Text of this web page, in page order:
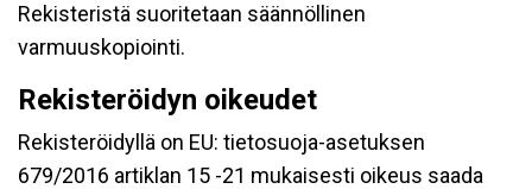
Rekisteristä suoritetaan säännöllinen
varmuuskopiointi.
Rekisteröidyn oikeudet
Rekisteröidyllä on EU: tietosuoja-asetuksen
679/2016 artiklan 15 -21 mukaisesti oikeus saada